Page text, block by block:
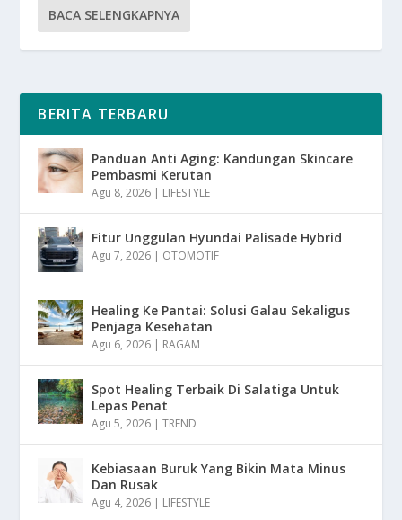
BACA SELENGKAPNYA
BERITA TERBARU
Panduan Anti Aging: Kandungan Skincare
Pembasmi Kerutan
Agu 8, 2026 | LIFESTYLE
Fitur Unggulan Hyundai Palisade Hybrid
Agu 7, 2026 | OTOMOTIF
Healing Ke Pantai: Solusi Galau Sekaligus
Penjaga Kesehatan
Agu 6, 2026 | RAGAM
Spot Healing Terbaik Di Salatiga Untuk
Lepas Penat
Agu 5, 2026 |TREND
Kebiasaan Buruk Yang Bikin Mata Minus
Dan Rusak
Agu 4, 2026 | LIFESTYLE